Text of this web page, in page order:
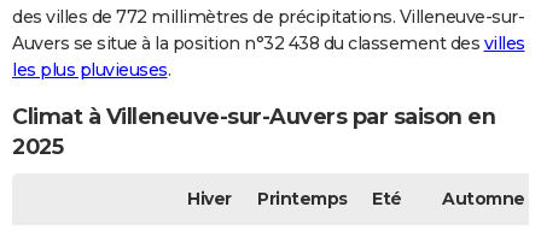
des villes de 772 millimètres de précipitations. Villeneuve-sur-
Auvers se situe à la position n°32 438 du classement des villes
les plus pluvieuses.
Climat à Villeneuve-sur-Auvers par saison en
2025
Hiver Printemps Eté Automne